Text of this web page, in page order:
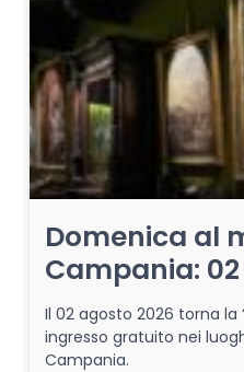
Domenica al
Campania:
Il 02 agosto 2026 torna la
ingresso gratuito nei
Campania.